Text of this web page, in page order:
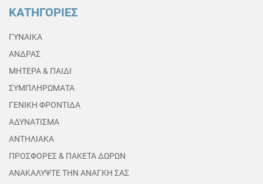
ΚΑΤΗΓΟΡΙΕΣ
ΓΥΝΑΙΚΑ
ΑΝΔΡΑΣ
ΜΗΤΕΡΑ & ΠΑΙΔΙ
ΣΥΜΠΛΗΡΩΜΑΤΑ
ΓΕΝΙΚΗ ΦΡΟΝΤΙΔΑ
ΑΔΥΝΑΤΙΣΜΑ
ΑΝΤΗΛΙΑΚΑ
ΠΡΟΣΦΟΡΕΣ & ΠΑΚΕΤΑ ΔΩΡΩΝ
ΑΝΑΚΑΛΥΨΤΕ ΤΗΝ ΑΝΑΓΚΗ ΣΑΣ